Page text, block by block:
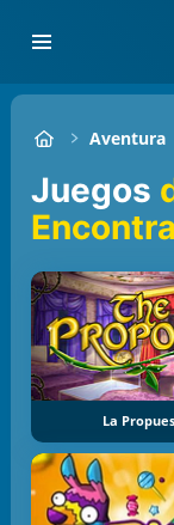
Aventura
Juegos
La